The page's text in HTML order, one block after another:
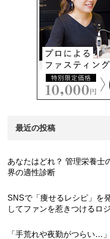
最近の投稿
あなたはどれ？ 管理栄養士
界の適性診断
SNSで「痩せるレシピ」を
してファンを惹きつけるロ
「手荒れや夜勤がつらい…